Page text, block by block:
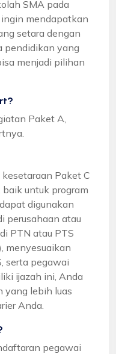
SMA pada
mendapatkan
setara dengan
pendidikan yang
menjadi pilihan
Paket A,
Paket C
untuk program
digunakan
perusahaan atau
PTN atau PTS
menyesuaikan
serta pegawai
ijazah ini, Anda
yang lebih luas
Anda.
pegawai